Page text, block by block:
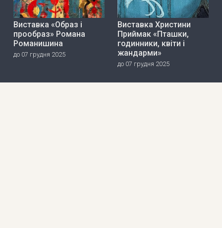
Виставка «Образ і
прообраз» Романа
Романишина
до 07 грудня 2025
Виставка Христини
Приймак «Пташки,
годинники, квіти і
жандарми»
до 07 грудня 2025